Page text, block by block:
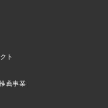
ト
薦事業